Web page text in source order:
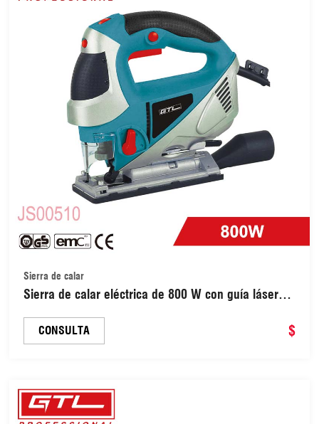
Sierra de calar
Sierra de calar eléctrica de 800 W con guía láser
cambio rápido y base de aluminio (JS00510)
CONSULTA $